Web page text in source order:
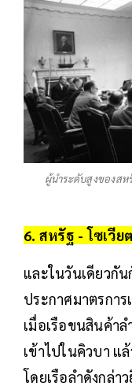
ผู้นำระดับสูงของสห
6. สหรัฐ - โซเวี
และในวันเดียวกั
ประกาศมาตรกา
เมื่อเรือขนสินค้า
เข้าไปในคิวบา แ
โดยเรือลำดังกล่